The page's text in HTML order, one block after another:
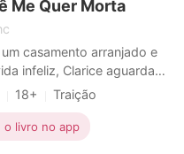
sem ela. Ato
Me Quer Morta
um casamento arranjado e
infeliz, Clarice aguarda o
possa destruir tudo. Seu
para Clary um inferno
chamar de seu. Um
18+
Traição
CEO
Paixão / Erótica
/ Dominante
o livro no app